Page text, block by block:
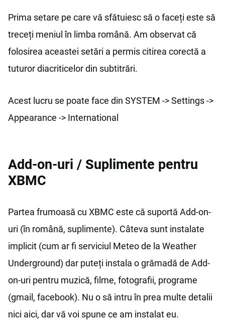
Prima setare pe care vă sfătuiesc să o faceți este să
treceți meniul în limba română. Am observat că
folosirea aceastei setări a permis citirea corectă a
tuturor diacriticelor din subtitrări.
Acest lucru se poate face din SYSTEM -> Settings ->
Appearance -> International
Add-on-uri / Suplimente pentru
XBMC
Partea frumoasă cu XBMC este că suportă Add-on-
uri (în română, suplimente). Câteva sunt instalate
implicit (cum ar fi serviciul Meteo de la Weather
Underground) dar puteți instala o grămadă de Add-
on-uri pentru muzică, filme, fotografii, programe
(gmail, facebook). Nu o să intru în prea multe detalii
nici aici, dar vă voi spune ce am instalat eu.